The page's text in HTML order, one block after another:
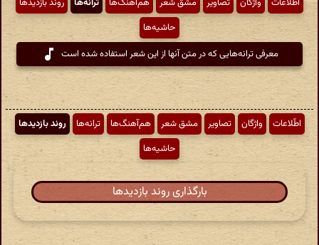
اطّلاعات واژگان تصاویر مشق شعر هم‌آهنگ‌ها ترانه‌ها
روند بازدیدها
حاشیه‌ها
معرفی ترانه‌هایی که در متن آنها از این شعر استفاده شده است
اطّلاعات واژگان تصاویر مشق شعر هم‌آهنگ‌ها ترانه‌ها
روند بازدیدها
حاشیه‌ها
بارگذاری روند بازدیدها